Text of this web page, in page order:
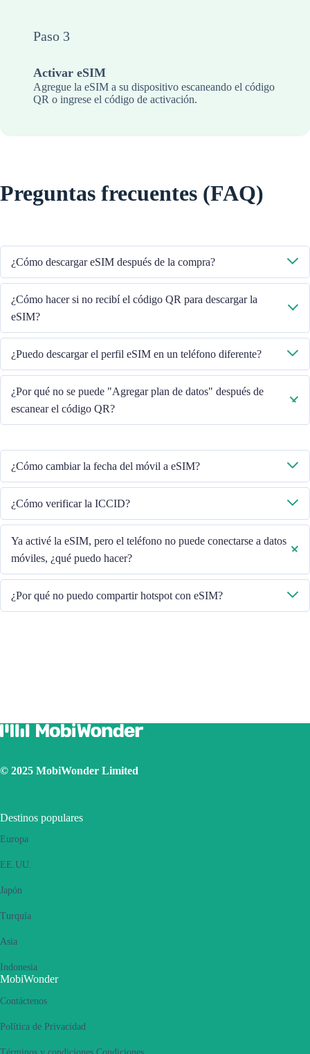
Paso 3
Activar eSIM
Agregue la eSIM a su dispositivo escaneando el código
QR o ingrese el código de activación.
Preguntas frecuentes (FAQ)
¿Cómo descargar eSIM después de la compra?
correo electrónico que proporcionó.
¿Cómo hacer si no recibí el código QR para descargar la
eSIM?
/ o envíe un correo electrónico a cs@cmlink.com para reenviar el código
QR.
¿Puedo descargar el perfil eSIM en un teléfono diferente?
¿Por qué no se puede "Agregar plan de datos" después de
escanear el código QR?
¿Cómo cambiar la fecha del móvil a eSIM?
móviles - Planes de datos - Activar esta línea". Si el problema persiste,
póngase en contacto con nuestro equipo de Atención al Cliente.
¿Cómo verificar la ICCID?
Acerca de - ESIM".
Ya activé la eSIM, pero el teléfono no puede conectarse a datos
móviles, ¿qué puedo hacer?
intentarlo.
¿Por qué no puedo compartir hotspot con eSIM?
Asegúrese de que esté instalada la última versión de iOS
conectarse a Internet mediante eSIM. Vuelva a intentarlo varias
Atención al Cliente.
© 2025 MobiWonder Limited
Destinos populares
Europa
EE.UU.
Japón
Turquía
Asia
Indonesia
MobiWonder
Contáctenos
Política de Privacidad